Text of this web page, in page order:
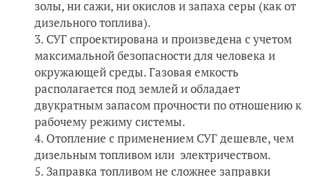
золы, ни сажи, ни окислов и запаха серы (как от
дизельного топлива).
СУГ спроектирована и произведена с учетом
максимальной безопасности для человека и
окружающей среды. Газовая емкость
располагается под землей и обладает
двукратным запасом прочности по отношению к
рабочему режиму системы.
Отопление с применением СУГ дешевле, чем
дизельным топливом или электричеством.
Заправка топливом не сложнее заправки